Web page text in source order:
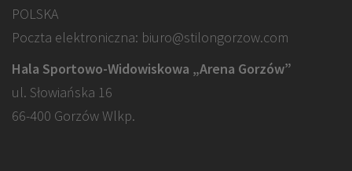
POLSKA
Poczta elektroniczna: biuro@stilongorzow.com
Hala Sportowo-Widowiskowa „Arena Gorzów”
ul. Słowiańska 16
66-400 Gorzów Wlkp.